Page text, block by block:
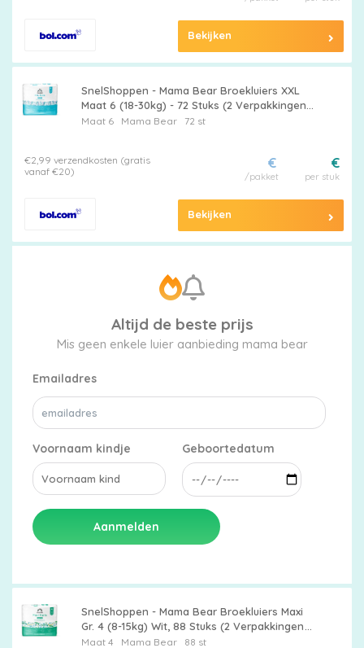
Bekijken
SnelShoppen - Mama Bear Broekluiers XXL
Maat 6 (18-30kg) - 72 Stuks (2 Verpakkingen
van 36) - Zachte, Ademend, Super
Maat 6 Mama Bear72 st
€2,99 verzendkosten (gratis
vanaf €20)
€
per stuk
€
/pakket
Bekijken
Altijd de beste prijs
Mis geen enkele luier aanbieding mama bear
Emailadres
Voornaam kindje Geboortedatum
Aanmelden
SnelShoppen - Mama Bear Broekluiers Maxi
Gr. 4 (8-15kg) Wit, 88 Stuks (2 Verpakkingen
van 44) - Comfortabele, Ademend,
Maat 4 Mama Bear88 st